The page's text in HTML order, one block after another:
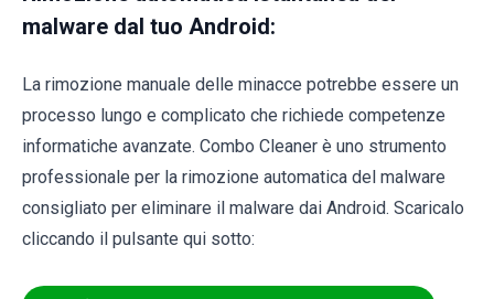
malware dal tuo Android:
La rimozione manuale delle minacce potrebbe essere un
processo lungo e complicato che richiede competenze
informatiche avanzate. Combo Cleaner è uno strumento
professionale per la rimozione automatica del malware
consigliato per eliminare il malware dai Android. Scaricalo
cliccando il pulsante qui sotto: